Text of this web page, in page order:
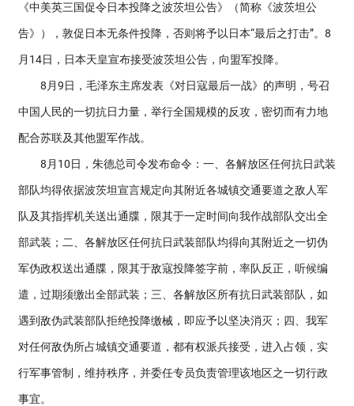
《中美英三国促令日本投降之波茨坦公告》（简称《波茨坦公
告》），敦促日本无条件投降，否则将予以日本“最后之打击”。8
月14日，日本天皇宣布接受波茨坦公告，向盟军投降。
8月9日，毛泽东主席发表《对日寇最后一战》的声明，号召
中国人民的一切抗日力量，举行全国规模的反攻，密切而有力地
配合苏联及其他盟军作战。
8月10日，朱德总司令发布命令：一、各解放区任何抗日武装
部队均得依据波茨坦宣言规定向其附近各城镇交通要道之敌人军
队及其指挥机关送出通牒，限其于一定时间向我作战部队交出全
部武装；二、各解放区任何抗日武装部队均得向其附近之一切伪
军伪政权送出通牒，限其于敌寇投降签字前，率队反正，听候编
遣，过期须缴出全部武装；三、各解放区所有抗日武装部队，如
遇到敌伪武装部队拒绝投降缴械，即应予以坚决消灭；四、我军
对任何敌伪所占城镇交通要道，都有权派兵接受，进入占领，实
行军事管制，维持秩序，并委任专员负责管理该地区之一切行政
事宜。